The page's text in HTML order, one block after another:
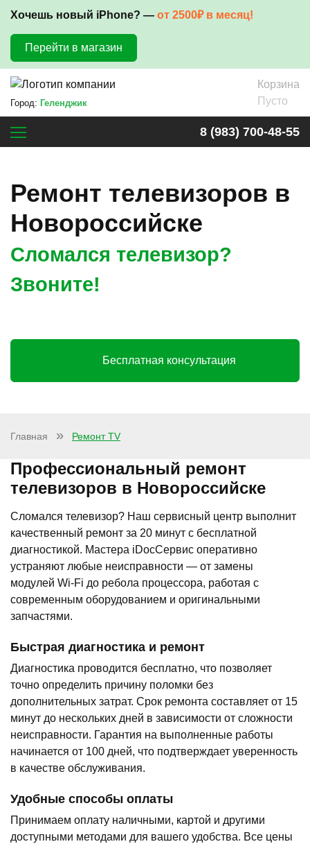
Хочешь новый iPhone? — от 2500₽ в месяц!
Перейти в магазин
Город: Геленджик
Корзина
Пусто
8 (983) 700-48-55
Ремонт телевизоров в
Новороссийске
Сломался телевизор?
Звоните!
Бесплатная консультация
Главная Ремонт TV
Профессиональный ремонт
телевизоров в Новороссийске
Сломался телевизор? Наш сервисный центр выполнит
качественный ремонт за 20 минут с бесплатной
диагностикой. Мастера iDocСервис оперативно
устраняют любые неисправности — от замены
модулей Wi-Fi до ребола процессора, работая с
современным оборудованием и оригинальными
запчастями.
Быстрая диагностика и ремонт
Диагностика проводится бесплатно, что позволяет
точно определить причину поломки без
дополнительных затрат. Срок ремонта составляет от 15
минут до нескольких дней в зависимости от сложности
неисправности. Гарантия на выполненные работы
начинается от 100 дней, что подтверждает уверенность
в качестве обслуживания.
Удобные способы оплаты
Принимаем оплату наличными, картой и другими
доступными методами для вашего удобства. Все цены